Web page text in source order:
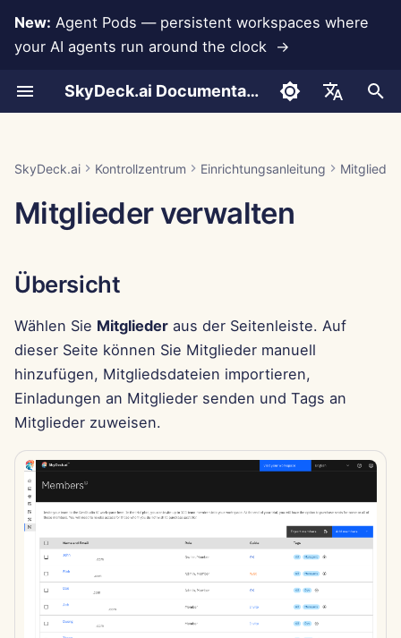
New: Agent Pods — persistent workspaces where
your AI agents run around the clock →
SkyDeck.ai Documentation
العربية
Italiano
日本語
한국어
Tiếng Việt
繁體中文
S
u
w
i
n
Dokumenten-Upload
Teilen und Zusammenarbeit
Öffentliche
Schnappschüsse
Pods
Werkzeuge
SQL-Assistent
Überprüfung von
Strategieberater
Bildgenerator
Datensicherheit
Deploy Agents to Your
Gruppen entfernen
Tags zuweisen
Guthaben kaufen
Pläne und Upgrades
Datenbankintegration
Gemini Integration
Mistral-Integration
OpenAI-Integration
Together AI-Integration
Vertex AI-Integration
xAI Integration
App-Integrationen Slack-Integration
MCP Servers
Werkzeuge
JSON-Format für
Datenschutzrichtlinie
Cookie-Hinweis
Jan 23rd, 2026
Jan 16th, 2026
Jan 2nd, 2026
Dec 26th, 2025
Dec 19th, 2025
Dec 12th, 2025
Dec 5th, 2025
Nov 28th, 2025
Nov 21st, 2025
Nov 14th, 2025
SkyDeck.ai LLM-bereite
SkyDeck.ai Kontrollzentrum Einrichtungsanleitung
Mitglieder verwalten
Übersicht
Wählen Sie Mitglieder aus der Seitenleiste. Auf
dieser Seite können Sie Mitglieder manuell
hinzufügen, Mitgliedsdateien importieren,
Einladungen an Mitglieder senden und Tags an
Mitglieder zuweisen.